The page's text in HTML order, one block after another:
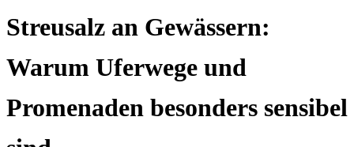
Streusalz an Gewässern:
Warum Uferwege und
Promenaden besonders sensibel